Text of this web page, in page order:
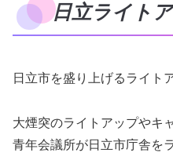
日立ライト
日立市を盛り上げるライト
大煙突のライトアップやキ
青年会議所が日立市庁舎を